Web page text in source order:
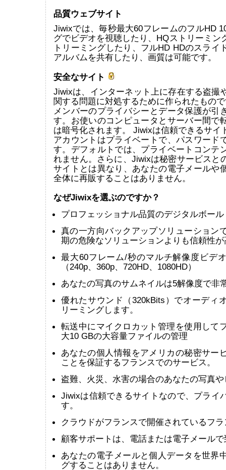
品質ウェブサイト
Jiwixでは、毎秒最大60フレームのフルHD
グでビデオを視聴したり、HQストリーミン
トリーミングしたり、フルHD HDのスライ
アルバムを共有したり、画質は可能です。
安全なサイト
Jiwixは、インターネット上に存在する盗撮
関する問題に対処するために作られたもの
メンバーのプライバシーとデータ保護が引
す。お使いのコンピュータとサーバー間で
は暗号化されます。 Jiwixは信頼できるサイ
アカウントはプライベートで、パスワード
す。デフォルトでは、プライベートコンテ
れません。さらに、Jiwixは秘密サービスと
サイトとは異なり、あなたの電子メールや
全体に再販することはありません。
なぜJiwixを選ぶのですか？
プロフェッショナル品質のデジタルボール
真の一方向バックアップソリューション
期の危険なソリューションよりも信頼性
最大60フレーム/秒のマルチ解像度ビデ
（240p、360p、720HD、1080HD）
あなたの写真のサムネイルは5解像度で非
優れたサウンド（320kBits）でオーディ
リーミングします。
転送中にマイクロカット管理を使用して
大10 GBの大容量ファイルの管理
あなたの個人情報をアメリカの秘密サー
ことを保証するフランスでのサービス。
盗難、火災、水害の場合のあなたの写真
Jiwixは信頼できるサイトなので、プライ
す。
クラウドがフランスで開催されているフ
顧客サポートは、電話または電子メール
あなたの電子メールと個人データを世界
グすることはありません。